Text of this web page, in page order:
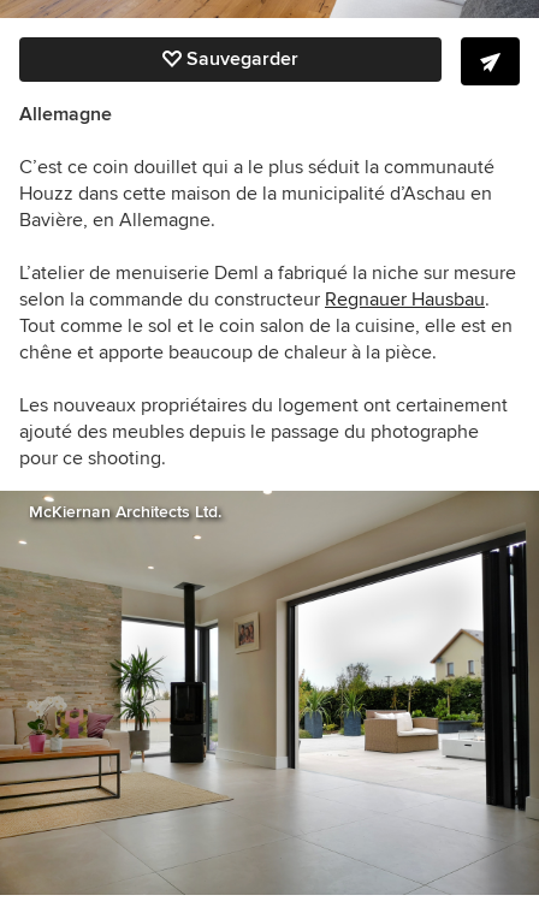
Sauvegarder
Allemagne
C’est ce coin douillet qui a le plus séduit la communauté
Houzz dans cette maison de la municipalité d’Aschau en
Bavière, en Allemagne.
L’atelier de menuiserie Deml a fabriqué la niche sur mesure
selon la commande du constructeur Regnauer Hausbau.
Tout comme le sol et le coin salon de la cuisine, elle est en
chêne et apporte beaucoup de chaleur à la pièce.
Les nouveaux propriétaires du logement ont certainement
ajouté des meubles depuis le passage du photographe
pour ce shooting.
McKiernan Architects Ltd.